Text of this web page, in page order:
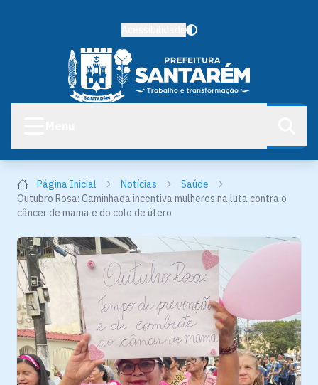
Página Inicial Notícias
Saúde
Outubro Rosa: Caminhada incentiva mulheres na luta contra o
câncer de mama e do colo de útero